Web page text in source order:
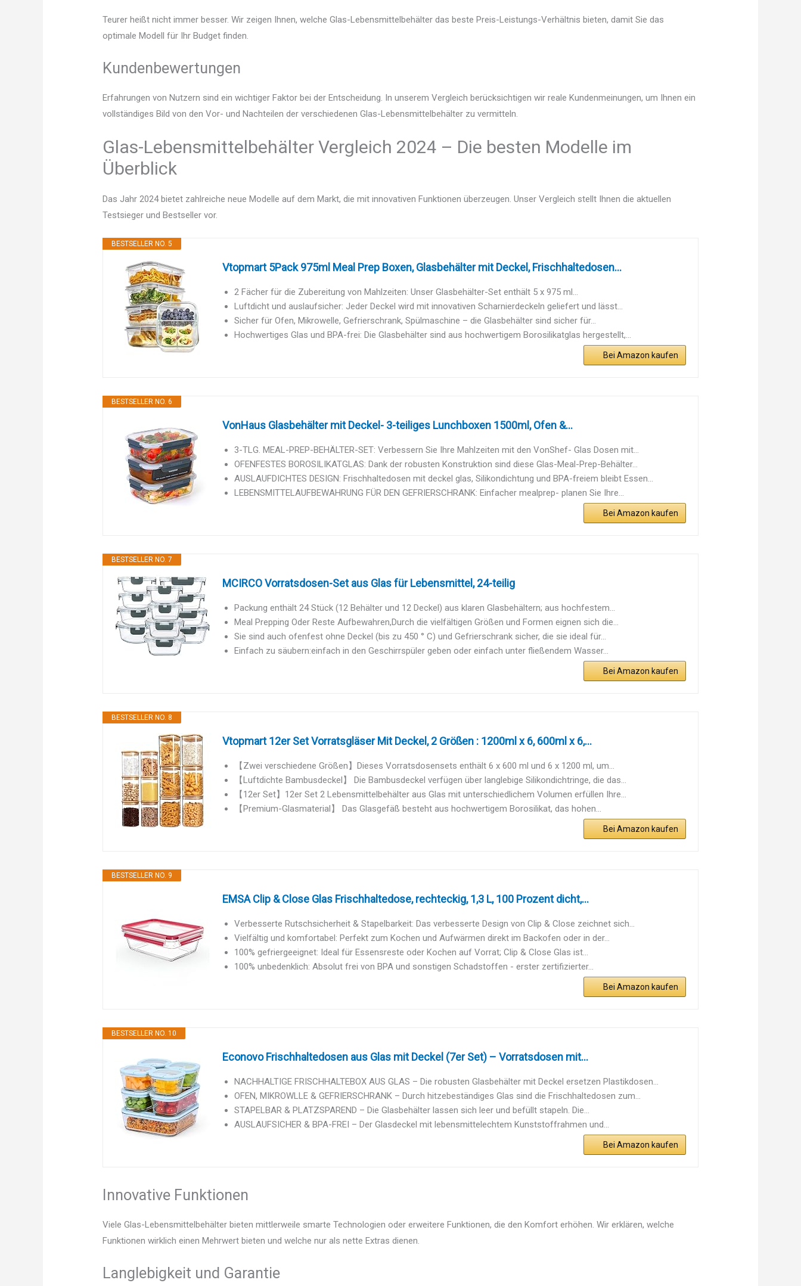
Teurer heißt nicht immer besser. Wir zeigen Ihnen, welche Glas-Lebensmittelbehälter das beste Preis-Leistungs-Verhältnis bieten, damit Sie das
optimale Modell für Ihr Budget finden.
Kundenbewertungen
Erfahrungen von Nutzern sind ein wichtiger Faktor bei der Entscheidung. In unserem Vergleich berücksichtigen wir reale Kundenmeinungen, um Ihnen ein
vollständiges Bild von den Vor- und Nachteilen der verschiedenen Glas-Lebensmittelbehälter zu vermitteln.
Glas-Lebensmittelbehälter Vergleich 2024 – Die besten Modelle im
Überblick
Das Jahr 2024 bietet zahlreiche neue Modelle auf dem Markt, die mit innovativen Funktionen überzeugen. Unser Vergleich stellt Ihnen die aktuellen
Testsieger und Bestseller vor.
BESTSELLER NO. 5
Vtopmart 5Pack 975ml Meal Prep Boxen, Glasbehälter mit Deckel, Frischhaltedosen...
2 Fächer für die Zubereitung von Mahlzeiten: Unser Glasbehälter-Set enthält 5 x 975 ml...
Luftdicht und auslaufsicher: Jeder Deckel wird mit innovativen Scharnierdeckeln geliefert und lässt...
Sicher für Ofen, Mikrowelle, Gefrierschrank, Spülmaschine – die Glasbehälter sind sicher für...
Hochwertiges Glas und BPA-frei: Die Glasbehälter sind aus hochwertigem Borosilikatglas hergestellt,...
Bei Amazon kaufen
BESTSELLER NO. 6
VonHaus Glasbehälter mit Deckel- 3-teiliges Lunchboxen 1500ml, Ofen &...
3-TLG. MEAL-PREP-BEHÄLTER-SET: Verbessern Sie Ihre Mahlzeiten mit den VonShef- Glas Dosen mit...
OFENFESTES BOROSILIKATGLAS: Dank der robusten Konstruktion sind diese Glas-Meal-Prep-Behälter...
AUSLAUFDICHTES DESIGN: Frischhaltedosen mit deckel glas, Silikondichtung und BPA-freiem bleibt Essen...
LEBENSMITTELAUFBEWAHRUNG FÜR DEN GEFRIERSCHRANK: Einfacher mealprep- planen Sie Ihre...
Bei Amazon kaufen
BESTSELLER NO. 7
MCIRCO Vorratsdosen-Set aus Glas für Lebensmittel, 24-teilig
Packung enthält 24 Stück (12 Behälter und 12 Deckel) aus klaren Glasbehältern; aus hochfestem...
Meal Prepping Oder Reste Aufbewahren,Durch die vielfältigen Größen und Formen eignen sich die...
Sie sind auch ofenfest ohne Deckel (bis zu 450 ° C) und Gefrierschrank sicher, die sie ideal für...
Einfach zu säubern:einfach in den Geschirrspüler geben oder einfach unter fließendem Wasser...
Bei Amazon kaufen
BESTSELLER NO. 8
Vtopmart 12er Set Vorratsgläser Mit Deckel, 2 Größen : 1200ml x 6, 600ml x 6,...
【Zwei verschiedene Größen】Dieses Vorratsdosensets enthält 6 x 600 ml und 6 x 1200 ml, um...
【Luftdichte Bambusdeckel】 Die Bambusdeckel verfügen über langlebige Silikondichtringe, die das...
【12er Set】12er Set 2 Lebensmittelbehälter aus Glas mit unterschiedlichem Volumen erfüllen Ihre...
【Premium-Glasmaterial】 Das Glasgefäß besteht aus hochwertigem Borosilikat, das hohen...
Bei Amazon kaufen
BESTSELLER NO. 9
EMSA Clip & Close Glas Frischhaltedose, rechteckig, 1,3 L, 100 Prozent dicht,...
Verbesserte Rutschsicherheit & Stapelbarkeit: Das verbesserte Design von Clip & Close zeichnet sich...
Vielfältig und komfortabel: Perfekt zum Kochen und Aufwärmen direkt im Backofen oder in der...
100% gefriergeeignet: Ideal für Essensreste oder Kochen auf Vorrat; Clip & Close Glas ist...
100% unbedenklich: Absolut frei von BPA und sonstigen Schadstoffen - erster zertifizierter...
Bei Amazon kaufen
BESTSELLER NO. 10
Econovo Frischhaltedosen aus Glas mit Deckel (7er Set) – Vorratsdosen mit...
NACHHALTIGE FRISCHHALTEBOX AUS GLAS – Die robusten Glasbehälter mit Deckel ersetzen Plastikdosen...
OFEN, MIKROWLLE & GEFRIERSCHRANK – Durch hitzebeständiges Glas sind die Frischhaltedosen zum...
STAPELBAR & PLATZSPAREND – Die Glasbehälter lassen sich leer und befüllt stapeln. Die...
AUSLAUFSICHER & BPA-FREI – Der Glasdeckel mit lebensmittelechtem Kunststoffrahmen und...
Bei Amazon kaufen
Innovative Funktionen
Viele Glas-Lebensmittelbehälter bieten mittlerweile smarte Technologien oder erweitere Funktionen, die den Komfort erhöhen. Wir erklären, welche
Funktionen wirklich einen Mehrwert bieten und welche nur als nette Extras dienen.
Langlebigkeit und Garantie